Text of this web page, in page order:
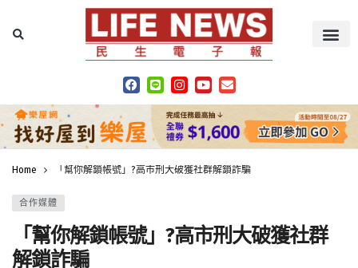
Home 「幫你解鎖帳號」?高市刑大破獲社群解鎖詐騙
合作媒體
「幫你解鎖帳號」?高市刑大破獲社群
解鎖詐騙